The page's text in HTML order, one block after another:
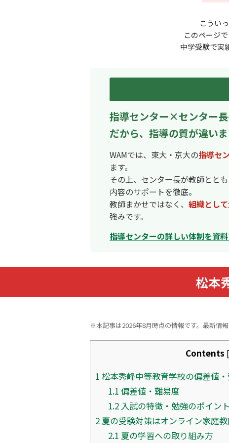
こうい
このページ
中学受験で実
指導センター×センター長
だから、指導の質が違いま
WAMでは、東大・京大の指導セ
ます。
その上、センター長が教師とと
内容のサポートを徹底。
教師まかせではなく、 組織とし
強みです。
指導センターの詳しい体制を資
松本
※本記事は2026年8月時点の情報です。最新情
Contents [
1 松本秀峰中等教育学校の偏差値
1.1 偏差値・難易度
1.2入試の特徴・勉強のポイント
2 夏の受験対策はオンライン家庭
2.1 夏の学習への取り組み方